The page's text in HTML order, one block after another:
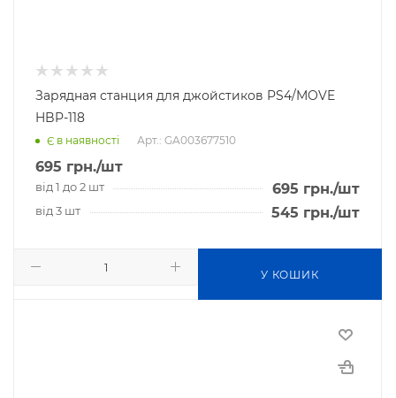
Зарядная станция для джойстиков PS4/MOVE
HBP-118
Є в наявності Арт.: GA003677510
695 грн./шт
від 1 до 2 шт 695 грн./шт
від 3 шт 545 грн./шт
У КОШИК